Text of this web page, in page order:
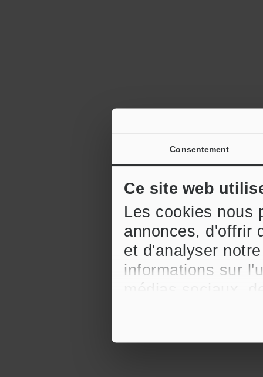
Consentement
Ce site web
Les cookies nous
annonces, d'offrir
et d'analyser
informations sur